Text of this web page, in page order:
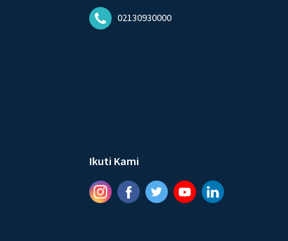
02130930000
Ikuti Kami